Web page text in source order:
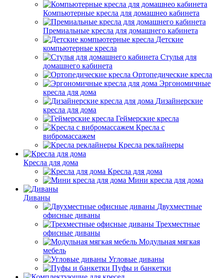
Компьютерные кресла для домашнео кабинета
Премиальные кресла для домашнего кабинета
Детские
компьютерные кресла
Стулья для
домашнего кабинета
Ортопедические кресла
Эргономичные
кресла для дома
Дизайнерские
кресла для дома
Геймерские кресла
Кресла с
вибромассажем
Кресла реклайнеры
Кресла для дома
Кресла для дома
Мини кресла для дома
Диваны
Двухместные
офисные диваны
Трехместные
офисные диваны
Модульная мягкая
мебель
Угловые диваны
Пуфы и банкетки